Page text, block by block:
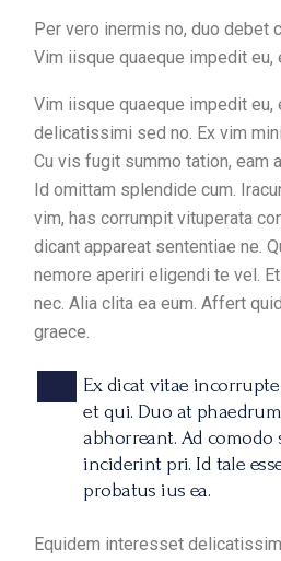
Per vero inermis no, duo debet
Vim iisque quaeque impedit
Vim iisque quaeque impedit
delicatissimi sed no. Ex vim
Cu vis fugit summo tation, eam
Id omittam splendide cum.
vim, has corrumpit vituperata
dicant appareat sententiae ne.
nemore aperiri eligendi te vel.
nec. Alia clita ea eum. Affert
graece.
Ex dicat vitae
et qui. Duo at
abhorreant. Ad comodo
inciderint pri. Id tale
probatus ius ea.
Equidem interesset